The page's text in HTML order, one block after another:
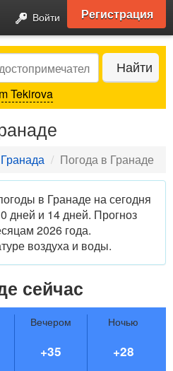
Войти Регистрация
Найти
Tekirova
Гранада Погода в Гранаде
в Гранаде на сегодня
дней и 14 дней. Прогноз
2026 года.
воздуха и воды.
сейчас
Вечером
+35
Ночью
+28